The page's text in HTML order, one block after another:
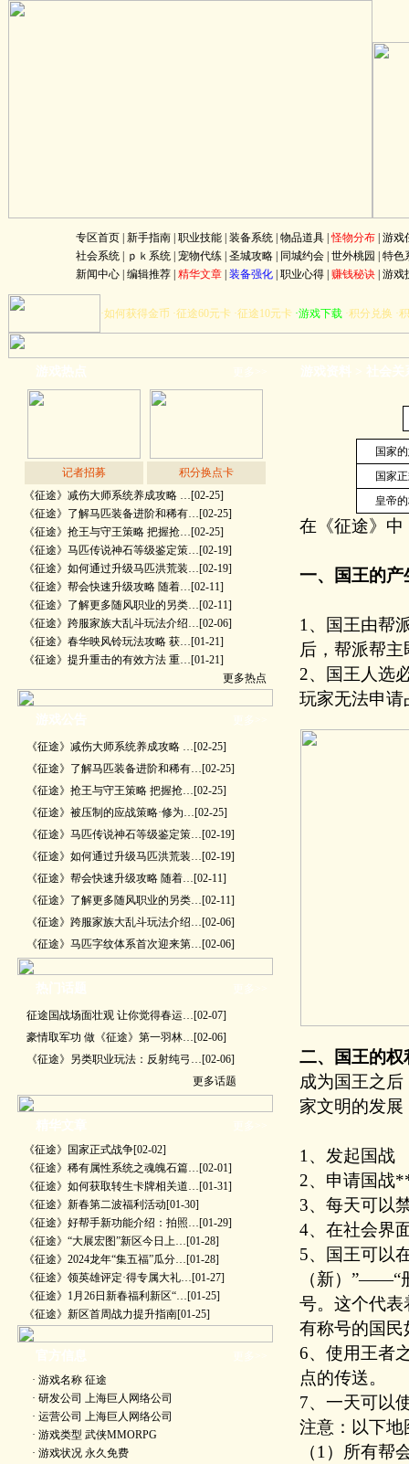
专区首页 |新手指南 |职业技能 |装备系统 |物品道具 |怪物分布 |游戏
社会系统
ｐｋ系统 |宠物代练 |圣城攻略 同城约会 |世外桃园 |特色
新闻中心 |编辑推荐 |精华文章 |装备强化 |职业心得 |赚钱秘诀 |游戏
·如何获得金币 ·征途60元卡 ·征途10元卡 ·游戏下载 ·积分兑换 ·
记者招募
积分换点卡
《征途》减伤大师系统养成攻略 …[02-25]
《征途》了解马匹装备进阶和稀有…[02-25]
《征途》抢王与守王策略 把握抢…[02-25]
《征途》马匹传说神石等级鉴定策…[02-19]
《征途》如何通过升级马匹洪荒装…[02-19]
《征途》帮会快速升级攻略 随着…[02-11]
《征途》了解更多随风职业的另类…[02-11]
《征途》跨服家族大乱斗玩法介绍…[02-06]
《征途》春华映风铃玩法攻略 获…[01-21]
《征途》提升重击的有效方法 重…[01-21]
更多热点
《征途》减伤大师系统养成攻略 …[02-25]
《征途》了解马匹装备进阶和稀有…[02-25]
《征途》抢王与守王策略 把握抢…[02-25]
《征途》被压制的应战策略·修为…[02-25]
《征途》马匹传说神石等级鉴定策…[02-19]
《征途》如何通过升级马匹洪荒装…[02-19]
《征途》帮会快速升级攻略 随着…[02-11]
《征途》了解更多随风职业的另类…[02-11]
《征途》跨服家族大乱斗玩法介绍…[02-06]
《征途》马匹字纹体系首次迎来第…[02-06]
征途国战场面壮观 让你觉得春运…[02-07]
豪情取军功 做《征途》第一羽林…[02-06]
《征途》另类职业玩法：反射纯弓…[02-06]
更多话题
《征途》国家正式战争[02-02]
《征途》稀有属性系统之魂魄石篇…[02-01]
《征途》如何获取转生卡牌相关道…[01-31]
《征途》新春第二波福利活动[01-30]
《征途》好帮手新功能介绍：拍照…[01-29]
《征途》“大展宏图”新区今日上…[01-28]
《征途》2024龙年“集五福”瓜分…[01-28]
《征途》领英雄评定·得专属大礼…[01-27]
《征途》1月26日新春福利新区“…[01-25]
《征途》新区首周战力提升指南[01-25]
· 游戏名称 征途
· 研发公司 上海巨人网络公司
· 运营公司 上海巨人网络公司
· 游戏类型 武侠MMORPG
· 游戏状况 永久免费
国家
国家
皇帝
在《征途》
一、国王的产
1、国王由帮
后，帮派帮
2、国王人选
玩家无法申
二、国王的权
成为国王之
家文明的发
1、发起国战
2、申请国战
3、每天可以
4、在社会界
5、国王可以
（新）”——“
号。这个代
有称号的国
6、使用王者
点的传送。
7、一天可以
注意：以下
（1）所有帮